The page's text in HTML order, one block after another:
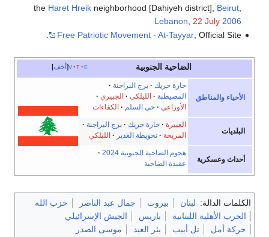
the Haret Hreikneighborhood [Dahiyeh district], Beirut,
Lebanon
22 July 2006
Free Patriotic Movement - At-Tayyar, Official Site.
أخف v t e الضاحية الجنوبية
الأحياء والمناطق
حارة حريك
برج البراجنة
المصيطبة
الليلكي
الجبيري
الأوزاعي
حي السلم الكفاءات
البلديات
الغبيرة حارة حريك
برج البراجنة
المريجة
تحويطة الغدير الليلكي
أحداث وعسكرية
هجوم الضاحية الجنوبية 2024
عقيدة الضاحية
الكلمات الدالة: لبنان بيروت جمال عبد الناصر
حزب الله
الحرب الأهلية اللبنانية
باريس
الجيش الإسرائيلي
حركة أمل
تل أبيب بئر العبد
موسى الصدر